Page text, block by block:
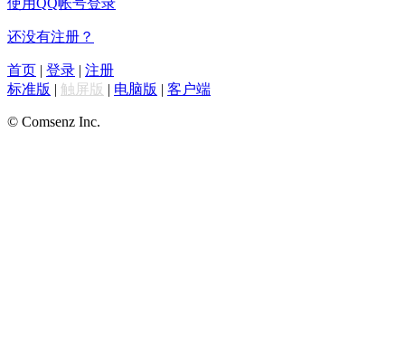
使用QQ帐号登录
还没有注册？
首页 | 登录 | 注册
标准版 | 触屏版 | 电脑版 | 客户端
© Comsenz Inc.